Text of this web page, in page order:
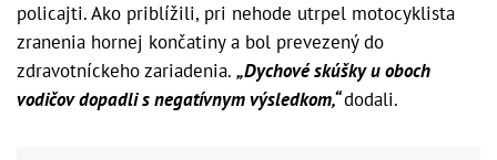
policajti. Ako priblížili, pri nehode utrpel motocyklista
zranenia hornej končatiny a bol prevezený do
zdravotníckeho zariadenia. „Dychové skúšky u oboch
vodičov dopadli s negatívnym výsledkom,“dodali.